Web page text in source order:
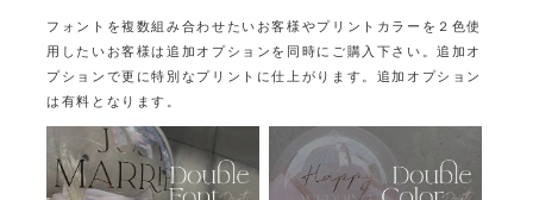
フォントを複数組み合わせたいお客様やプリントカラーを２色使
用したいお客様は追加オプションを同時にご購入下さい。追加オ
プションで更に特別なプリントに仕上がります。追加オプション
は有料となります。